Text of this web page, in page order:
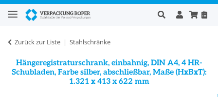
Zurück zur Liste Stahlschränke
Hängeregistraturschrank, einbahnig, DIN A4, 4 HR-
Schubladen, Farbe silber, abschließbar, Maße (HxBxT):
1.321 x 413 x 622 mm